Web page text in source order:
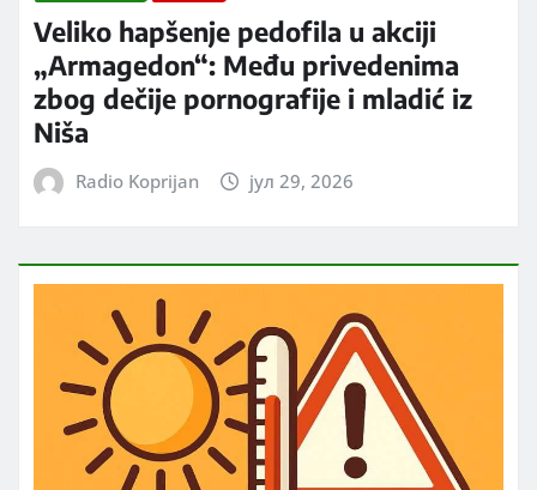
Veliko hapšenje pedofila u akciji
„Armagedon“: Među privedenima
zbog dečije pornografije i mladić iz
Niša
Radio Koprijan јул 29, 2026